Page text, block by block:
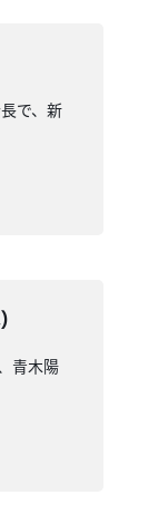
で、新
青木陽